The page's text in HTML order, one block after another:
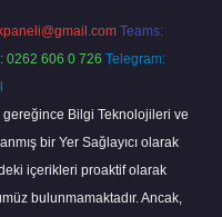
Teams:
0262 606 0 726 Telegram:
gereğince Bilgi Teknolojileri ve
bir Yer Sağlayıcı olarak
içerikleri proaktif olarak
bulunmamaktadır. Ancak,